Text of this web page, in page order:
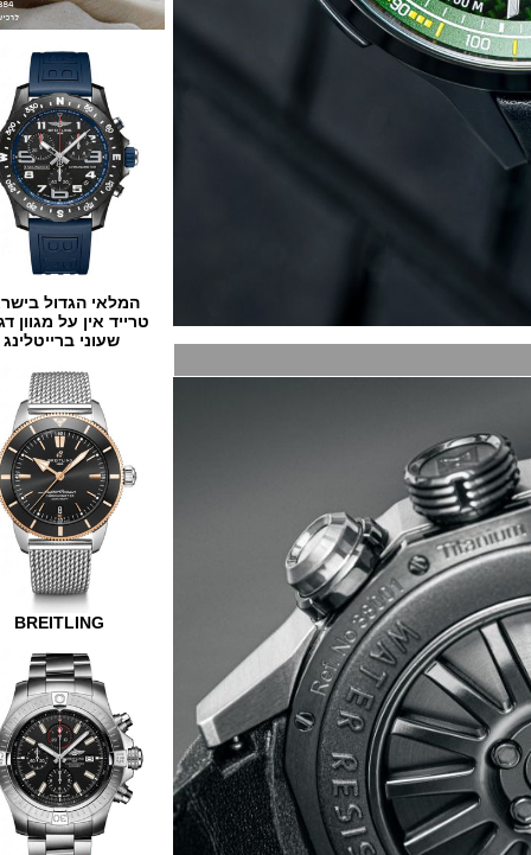
המלאי הגדול בישראל
טרייד אין על מגוון דגמים
שעוני ברייטלינג
BREITLING